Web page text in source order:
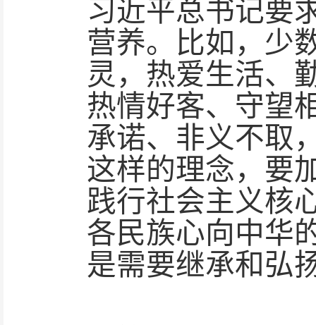
习近平总书记要
营养。比如，少
灵，热爱生活、
热情好客、守望
承诺、非义不取
这样的理念，要
践行社会主义核
各民族心向中华
是需要继承和弘